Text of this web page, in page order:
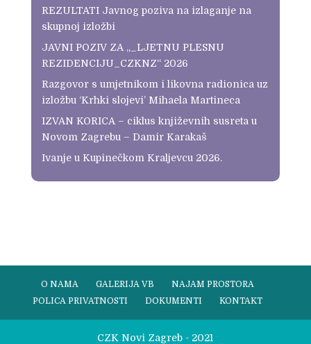
REZULTATI Javnog poziva na izlaganje na
skupnoj izložbi
JAVNI POZIV ZA „_LJETNU PLESNU
REZIDENCIJU_CZKNZ“ 2026
Razgovor s umjetnikom i likovna radionica uz
izložbu ‘Krhki slojevi’ Mihaela Martineca
IZVAN KORICA – ciklus književnih susreta u
Novom Zagrebu – Damir Karakaš
Ivanje u Kupinečkom Kraljevcu 2026.
O NAMA GALERIJA VB
NAJAM PROSTORA
POLICA PRIVATNOSTI
DOKUMENTI KONTAKT
CZK Novi Zagreb - 2021